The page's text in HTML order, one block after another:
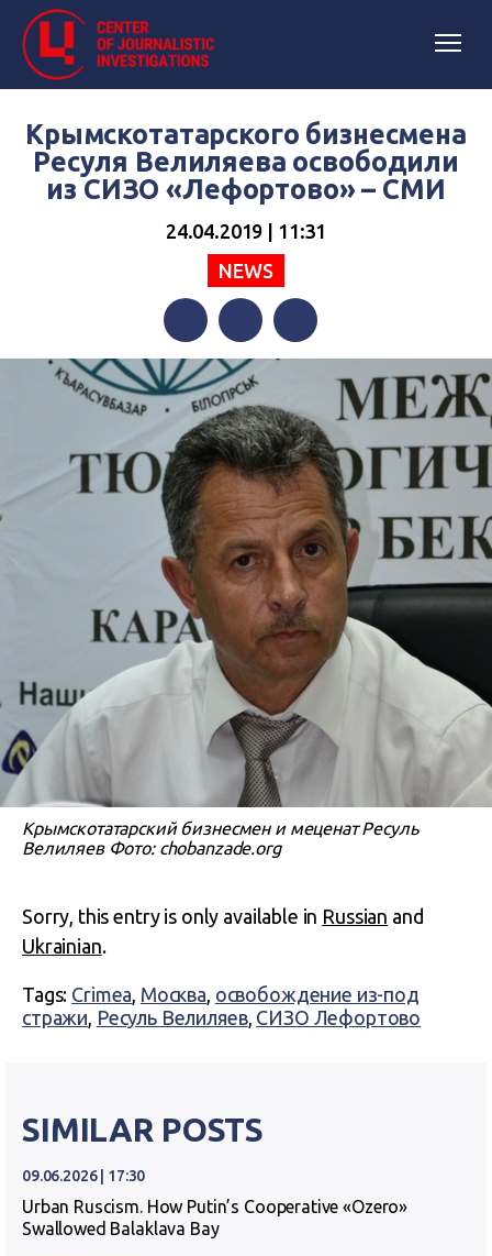
Крымскотатарского бизнесмена
Ресуля Велиляева освободили
из СИЗО «Лефортово» – СМИ
24.04.2019 | 11:31
NEWS
FacebookTwitterTelegram
Крымскотатарский бизнесмен и меценат Ресуль
Велиляев Фото: chobanzade.org
Sorry, this entry is only available in Russian and
Ukrainian.
Tags: Crimea, Москва, освобождение из-под
стражи, Ресуль Велиляев, СИЗО Лефортово
SIMILAR POSTS
09.06.2026 | 17:30
Urban Ruscism. How Putin’s Cooperative «Ozero»
Swallowed Balaklava Bay